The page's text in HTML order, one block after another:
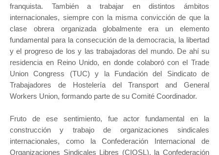
franquista. También a trabajar en distintos ámbitos
internacionales, siempre con la misma convicción de que la
clase obrera organizada globalmente era un elemento
fundamental para la consecución de la democracia, la libertad
y el progreso de los y las trabajadoras del mundo. De ahí su
residencia en Reino Unido, en donde colaboró con el Trade
Union Congress (TUC) y la Fundación del Sindicato de
Trabajadores de Hostelería del Transport and General
Workers Union, formando parte de su Comité Coordinador.
Fruto de ese sentimiento, fue actor fundamental en la
construcción y trabajo de organizaciones sindicales
internacionales, como la Confederación Internacional de
Organizaciones Sindicales Libres (CIOSL), la Confederación